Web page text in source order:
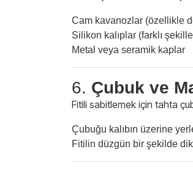
Cam kavanozlar (özellikle
Silikon kalıplar (farklı
Metal veya seramik kaplar
6. Çubuk ve
Fitili sabitlemek için tahta
Çubuğu kalıbın üzerine
Fitilin düzgün bir şekilde